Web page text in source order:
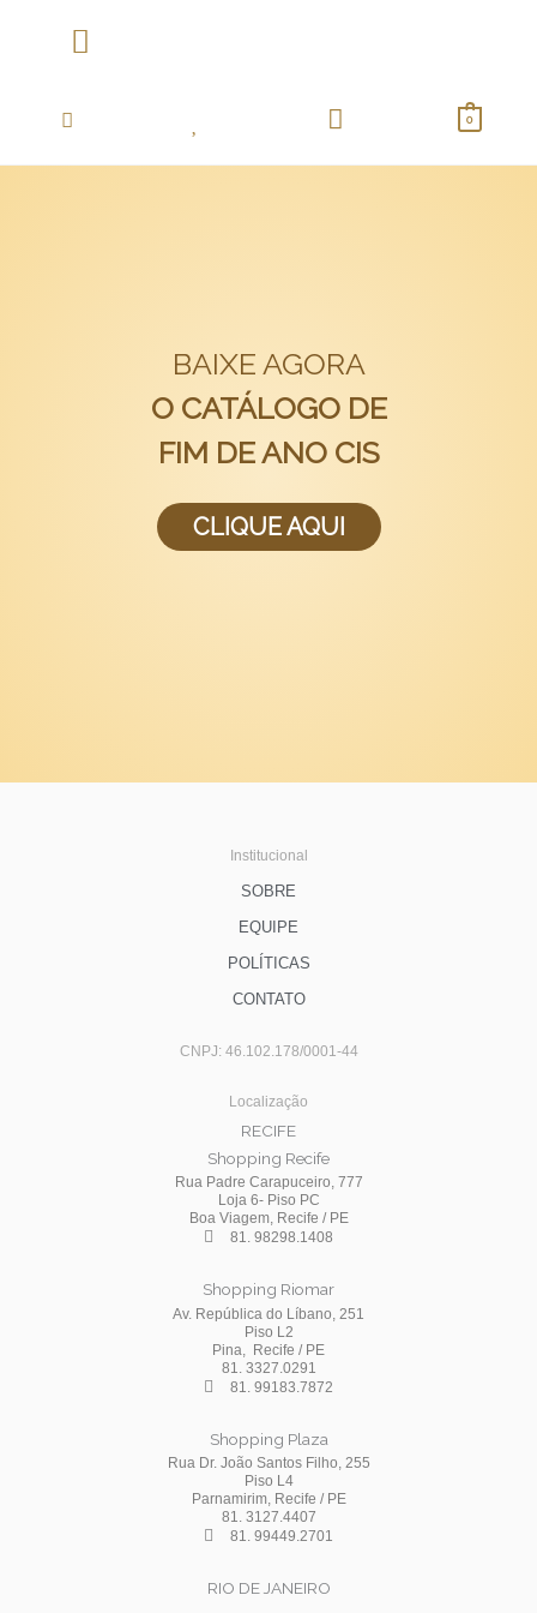
0
BAIXE AGORA
O CATÁLOGO DE
FIM DE ANO CIS
CLIQUE AQUI
Institucional
SOBRE
EQUIPE
POLÍTICAS
CONTATO
CNPJ: 46.102.178/0001-44
Localização
RECIFE
Shopping Recife
Rua Padre Carapuceiro, 777
Loja 6- Piso PC
Boa Viagem, Recife / PE
81. 98298.1408
Shopping Riomar
Av. República do Líbano, 251
Piso L2
Pina, Recife / PE
81. 3327.0291
81. 99183.7872
Shopping Plaza
Rua Dr. João Santos Filho, 255
Piso L4
Parnamirim, Recife / PE
81. 3127.4407
81. 99449.2701
RIO DE JANEIRO